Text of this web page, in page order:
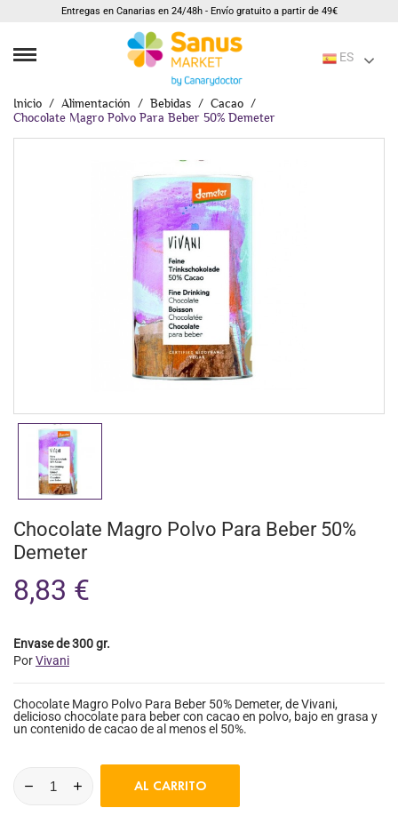
Entregas en Canarias en 24/48h - Envío gratuito a partir de 49€
ES
Inicio Alimentación Bebidas
Cacao
Chocolate Magro Polvo Para Beber 50% Demeter
Chocolate Magro Polvo Para Beber 50%
Demeter
8,83 €
Envase de 300 gr.
PorVivani
Chocolate Magro Polvo Para Beber 50% Demeter, de Vivani,
delicioso chocolate para beber con cacao en polvo, bajo en grasa y
un contenido de cacao de al menos el 50%.
AL CARRITO